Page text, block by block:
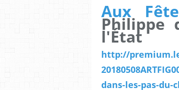
Aux
Philippe
http://
dans-les-pas-du-